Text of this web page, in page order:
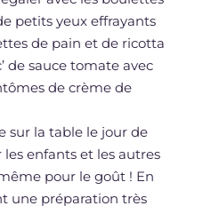
petits yeux effrayants
de pain et de ricotta
de sauce tomate avec
de crème de
sur la table le jour de
enfants et les autres
pour le goût ! En
une préparation très